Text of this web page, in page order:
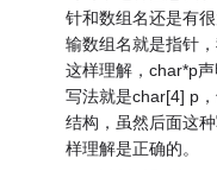
针和数组名还是有
输数组名就是指针
这样理解，char*p
写法就是char[4] p
结构，虽然后面这
样理解是正确的。